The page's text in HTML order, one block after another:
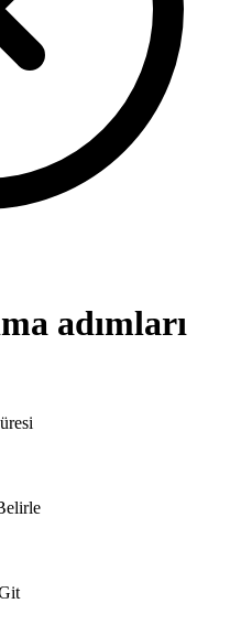
adımları